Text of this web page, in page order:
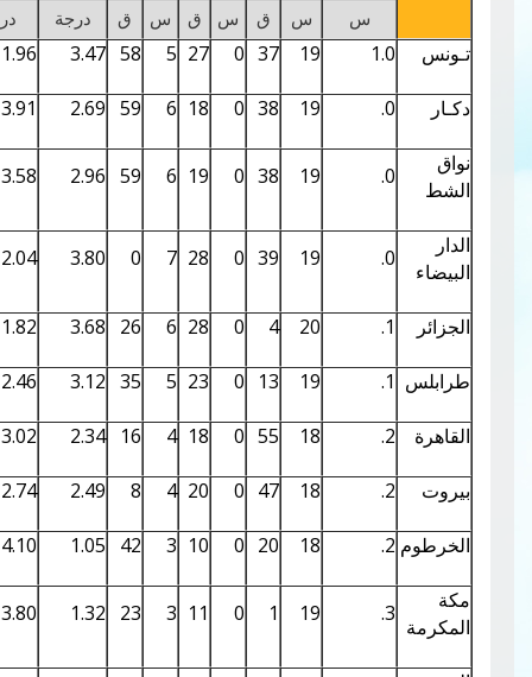
ق س درجة درجة درجة
19
37
0
58
3.47
1.96
5.61
0.24
19
0
59
2.69
3.91
5.95
0.27
19
38
0
59
2.96
3.58
5.95
0.27
19
39
0
3.80
2.04
5.96
0.27
20
4
0
26
3.68
1.82
5.77
0.25
19
13
0
35
3.12
2.46
5.49
0.23
18
55
0
16
2.34
3.02
5.12
0.20
18
47
0
2.49
2.74
5.09
0.20
18
20
0
42
1.05
4.10
4.99
0.19
19
0
1.32
3.80
4.91
0.18